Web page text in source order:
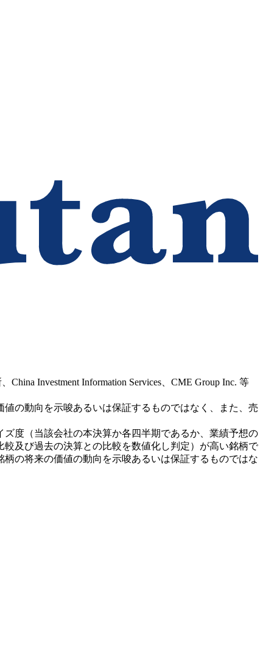
Investment Information Services、CME Group Inc. 等
の動向を示唆あるいは保証するものではなく、また、売
度（当該会社の本決算か各四半期であるか、業績予想の
及び過去の決算との比較を数値化し判定）が高い銘柄で
の将来の価値の動向を示唆あるいは保証するものではな